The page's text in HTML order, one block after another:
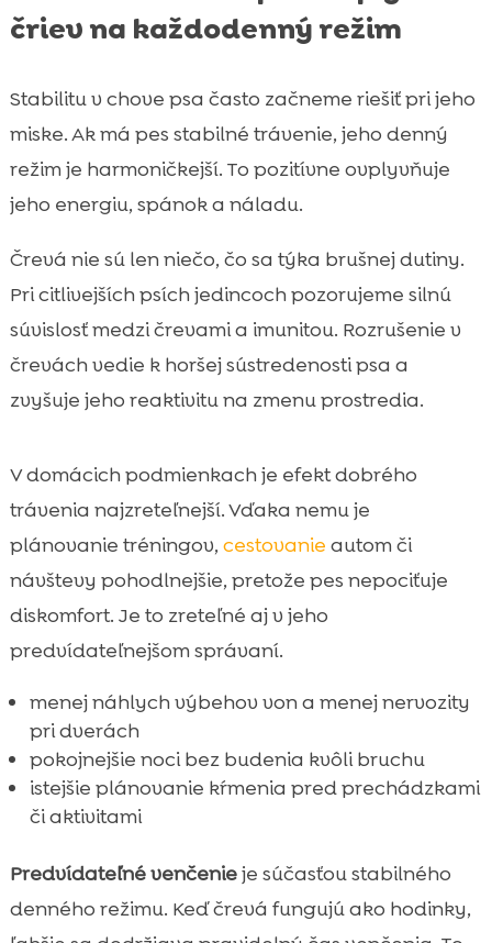
čriev na každodenný režim
Stabilitu v chove psa často začneme riešiť pri jeho
miske. Ak má pes stabilné trávenie, jeho denný
režim je harmoničkejší. To pozitívne ovplyvňuje
jeho energiu, spánok a náladu.
Črevá nie sú len niečo, čo sa týka brušnej dutiny.
Pri citlivejších psích jedincoch pozorujeme silnú
súvislosť medzi črevami a imunitou. Rozrušenie v
črevách vedie k horšej sústredenosti psa a
zvyšuje jeho reaktivitu na zmenu prostredia.
V domácich podmienkach je efekt dobrého
trávenia najzreteľnejší. Vďaka nemu je
plánovanie tréningov, cestovanie autom či
návštevy pohodlnejšie, pretože pes nepociťuje
diskomfort. Je to zreteľné aj v jeho
predvídateľnejšom správaní.
menej náhlych výbehov von a menej nervozity
pri dverách
pokojnejšie noci bez budenia kvôli bruchu
istejšie plánovanie kŕmenia pred prechádzkami
či aktivitami
Predvídateľné venčenieje súčasťou stabilného
denného režimu. Keď črevá fungujú ako hodinky,